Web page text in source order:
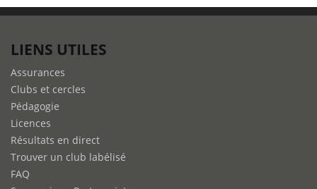
LIENS UTILES
Assurances
Clubs et cercles
Pédagogie
Licences
Résultats en direct
Trouver un club labélisé
FAQ